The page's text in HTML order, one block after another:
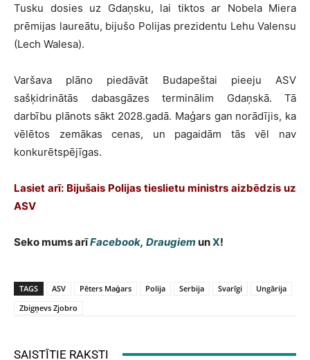
Tusku dosies uz Gdaņsku, lai tiktos ar Nobela Miera
prēmijas laureātu, bijušo Polijas prezidentu Lehu Valensu
(Lech ​Walesa).
Varšava plāno piedāvāt Budapeštai pieeju ASV
sašķidrinātās dabasgāzes terminālim Gdaņskā. Tā
darbību plānots sākt 2028.gadā. Maģars gan norādījis, ka
vēlētos zemākas cenas, un pagaidām tās vēl nav
konkurētspējīgas.
Lasiet arī: Bijušais Polijas tieslietu ministrs aizbēdzis uz
ASV
Seko mums arīFacebook, Draugiem unX!
TAGS ASV Pēters Maģars Polija Serbija Svarīgi
Ungārija
Zbigņevs Zjobro
SAISTĪTIE RAKSTI